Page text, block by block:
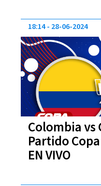
Colombia vs
Partido
EN VIVO
18:14 28-06-2024